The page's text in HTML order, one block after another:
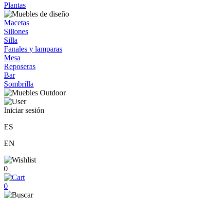
Plantas
Macetas
Sillones
Silla
Fanales y lamparas
Mesa
Reposeras
Bar
Sombrilla
Iniciar sesión
ES
EN
0
0